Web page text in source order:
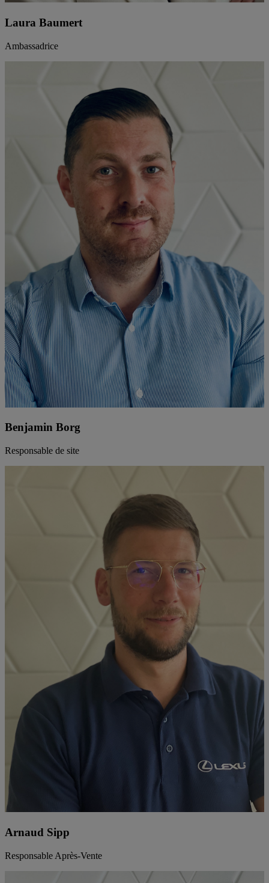
Laura Baumert
Ambassadrice
Benjamin Borg
Responsable de site
Arnaud Sipp
Responsable Après-Vente